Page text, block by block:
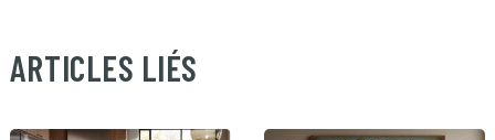
ARTICLES LIÉS